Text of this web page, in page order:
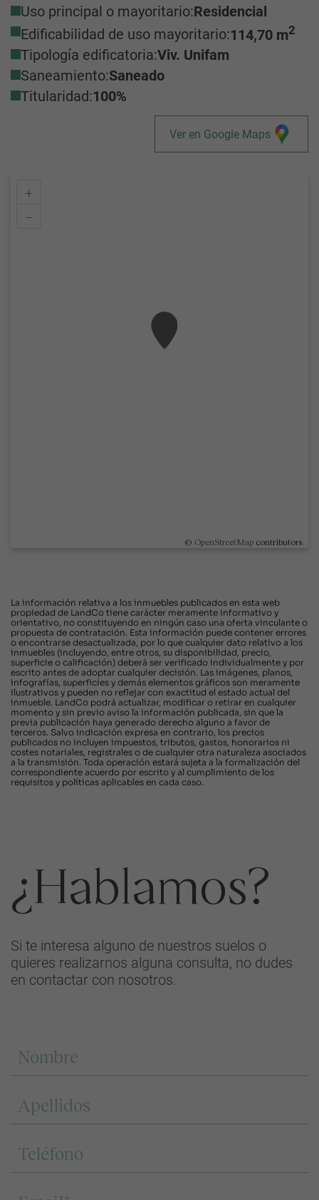
Uso principal o mayoritario:Residencial
Edificabilidad de uso mayoritario:114,70 m2
Tipología edificatoria:Viv. Unifam
Saneamiento:Saneado
Titularidad:100%
Ver en Google Maps
+
–
© OpenStreetMap contributors.
La información relativa a los inmuebles publicados en esta web
propiedad de LandCo tiene carácter meramente informativo y
orientativo, no constituyendo en ningún caso una oferta vinculante o
propuesta de contratación. Esta información puede contener errores
o encontrarse desactualizada, por lo que cualquier dato relativo a los
inmuebles (incluyendo, entre otros, su disponibilidad, precio,
superficie o calificación) deberá ser verificado individualmente y por
escrito antes de adoptar cualquier decisión. Las imágenes, planos,
infografías, superficies y demás elementos gráficos son meramente
ilustrativos y pueden no reflejar con exactitud el estado actual del
inmueble. LandCo podrá actualizar, modificar o retirar en cualquier
momento y sin previo aviso la información publicada, sin que la
previa publicación haya generado derecho alguno a favor de
terceros. Salvo indicación expresa en contrario, los precios
publicados no incluyen impuestos, tributos, gastos, honorarios ni
costes notariales, registrales o de cualquier otra naturaleza asociados
a la transmisión. Toda operación estará sujeta a la formalización del
correspondiente acuerdo por escrito y al cumplimiento de los
requisitos y políticas aplicables en cada caso.
¿Hablamos?
Si te interesa alguno de nuestros suelos o
quieres realizarnos alguna consulta, no dudes
en contactar con nosotros.